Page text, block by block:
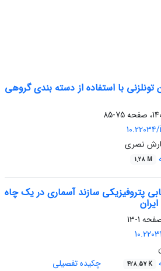
با استفاده از دسته بندی گروهی
75-85
نصری
1.28 M
پتروفیزیکی سازند آسماری در یک چاه
1-13
428.57 K چکیده تفصیلی